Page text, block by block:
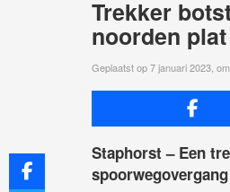
Trekker
noorden plat
Geplaatst op 7 januari 2023,
Staphorst – Een